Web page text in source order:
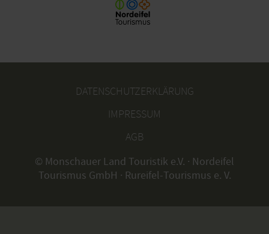
DATENSCHUTZERKLÄRUNG
IMPRESSUM
AGB
© Monschauer Land Touristik e.V. · Nordeifel
Tourismus GmbH · Rureifel-Tourismus e. V.